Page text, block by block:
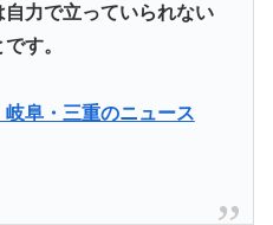
力で立っていられない
す。
阜・三重のニュース